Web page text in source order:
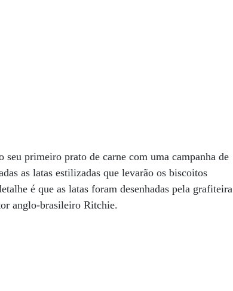
seu primeiro prato de carne com uma campanha de
as latas estilizadas que levarão os biscoitos
é que as latas foram desenhadas pela grafiteira
anglo-brasileiro Ritchie.